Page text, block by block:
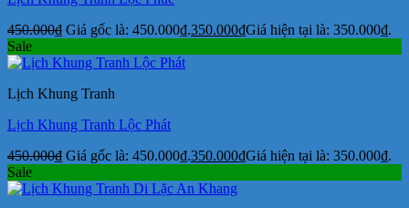
450.000₫ Giá gốc là: 450.000₫.350.000₫Giá hiện tại là: 350.000₫.
Sale
Lịch Khung Tranh
Lịch Khung Tranh Lộc Phát
450.000₫ Giá gốc là: 450.000₫.350.000₫Giá hiện tại là: 350.000₫.
Sale